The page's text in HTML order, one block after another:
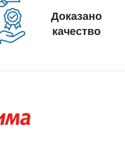
Доказано
качество